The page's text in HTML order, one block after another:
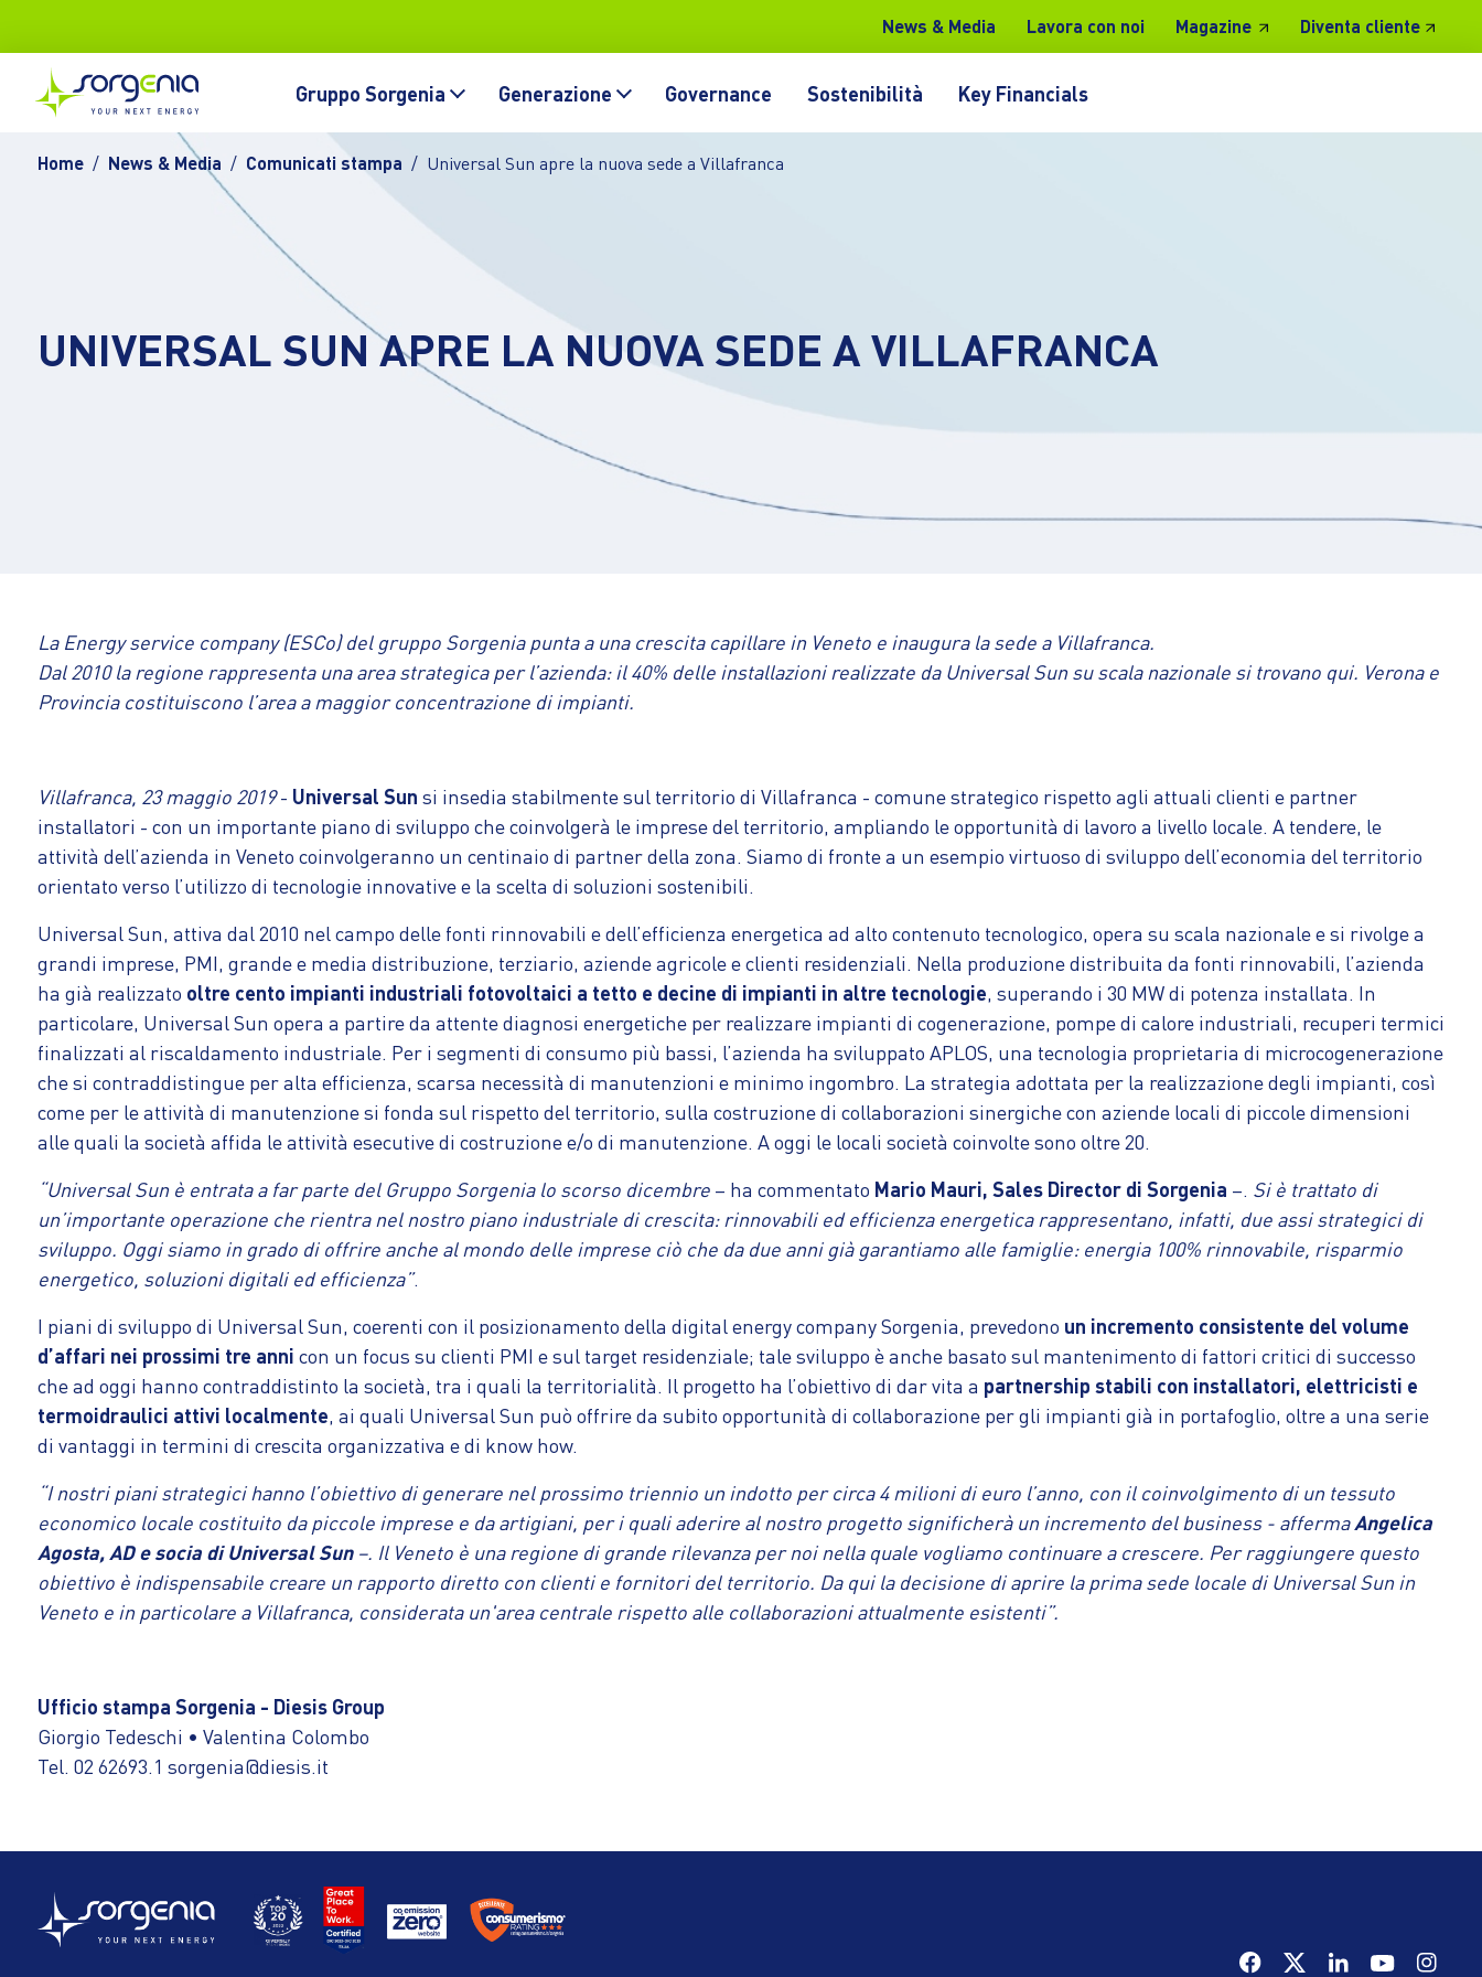
News & Media Lavora con noi Magazine Diventa cliente
Main navigation
Gruppo Sorgenia Generazione Governance Sostenibilità Key Financials
Home News & Media Comunicati stampa Universal Sun apre la nuova sede a Villafranca
UNIVERSAL SUN APRE LA NUOVA SEDE A VILLAFRANCA
La Energy service company (ESCo) del gruppo Sorgenia punta a una crescita capillare in Veneto e inaugura la sede a Villafranca.
Dal 2010 la regione rappresenta una area strategica per l’azienda: il 40% delle installazioni realizzate da Universal Sun su scala nazionale si trovano qui. Verona e
Provincia costituiscono l’area a maggior concentrazione di impianti.
Villafranca, 23 maggio 2019- Universal Sun si insedia stabilmente sul territorio di Villafranca - comune strategico rispetto agli attuali clienti e partner
installatori - con un importante piano di sviluppo che coinvolgerà le imprese del territorio, ampliando le opportunità di lavoro a livello locale. A tendere, le
attività dell’azienda in Veneto coinvolgeranno un centinaio di partner della zona. Siamo di fronte a un esempio virtuoso di sviluppo dell’economia del territorio
orientato verso l’utilizzo di tecnologie innovative e la scelta di soluzioni sostenibili.
Universal Sun, attiva dal 2010 nel campo delle fonti rinnovabili e dell’efficienza energetica ad alto contenuto tecnologico, opera su scala nazionale e si rivolge a
grandi imprese, PMI, grande e media distribuzione, terziario, aziende agricole e clienti residenziali. Nella produzione distribuita da fonti rinnovabili, l’azienda
ha già realizzato oltre cento impianti industriali fotovoltaici a tetto e decine di impianti in altre tecnologie, superando i 30 MW di potenza installata. In
particolare, Universal Sun opera a partire da attente diagnosi energetiche per realizzare impianti di cogenerazione, pompe di calore industriali, recuperi termici
finalizzati al riscaldamento industriale. Per i segmenti di consumo più bassi, l’azienda ha sviluppato APLOS, una tecnologia proprietaria di microcogenerazione
che si contraddistingue per alta efficienza, scarsa necessità di manutenzioni e minimo ingombro. La strategia adottata per la realizzazione degli impianti, così
come per le attività di manutenzione si fonda sul rispetto del territorio, sulla costruzione di collaborazioni sinergiche con aziende locali di piccole dimensioni
alle quali la società affida le attività esecutive di costruzione e/o di manutenzione. A oggi le locali società coinvolte sono oltre 20.
“Universal Sun è entrata a far parte del Gruppo Sorgenia lo scorso dicembre – ha commentato Mario Mauri, Sales Director di Sorgenia –. Si è trattato di
un’importante operazione che rientra nel nostro piano industriale di crescita: rinnovabili ed efficienza energetica rappresentano, infatti, due assi strategici di
sviluppo. Oggi siamo in grado di offrire anche al mondo delle imprese ciò che da due anni già garantiamo alle famiglie: energia 100% rinnovabile, risparmio
energetico, soluzioni digitali ed efficienza”.
I piani di sviluppo di Universal Sun, coerenti con il posizionamento della digital energy company Sorgenia, prevedono un incremento consistente del volume
d’affari nei prossimi tre anni con un focus su clienti PMI e sul target residenziale; tale sviluppo è anche basato sul mantenimento di fattori critici di successo
che ad oggi hanno contraddistinto la società, tra i quali la territorialità. Il progetto ha l’obiettivo di dar vita a partnership stabili con installatori, elettricisti e
termoidraulici attivi localmente, ai quali Universal Sun può offrire da subito opportunità di collaborazione per gli impianti già in portafoglio, oltre a una serie
di vantaggi in termini di crescita organizzativa e di know how.
“I nostri piani strategici hanno l’obiettivo di generare nel prossimo triennio un indotto per circa 4 milioni di euro l’anno, con il coinvolgimento di un tessuto
economico locale costituito da piccole imprese e da artigiani, per i quali aderire al nostro progetto significherà un incremento del business - affermaAngelica
Agosta, AD e socia di Universal Sun–. Il Veneto è una regione di grande rilevanza per noi nella quale vogliamo continuare a crescere. Per raggiungere questo
obiettivo è indispensabile creare un rapporto diretto con clienti e fornitori del territorio. Da qui la decisione di aprire la prima sede locale di Universal Sun in
Veneto e in particolare a Villafranca, considerata un'area centrale rispetto alle collaborazioni attualmente esistenti”.
Ufficio stampa Sorgenia - Diesis Group
Giorgio Tedeschi • Valentina Colombo
Tel. 02 62693.1 sorgenia@diesis.it